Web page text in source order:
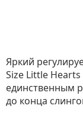
Яркий
Size Little
единственным
до конца